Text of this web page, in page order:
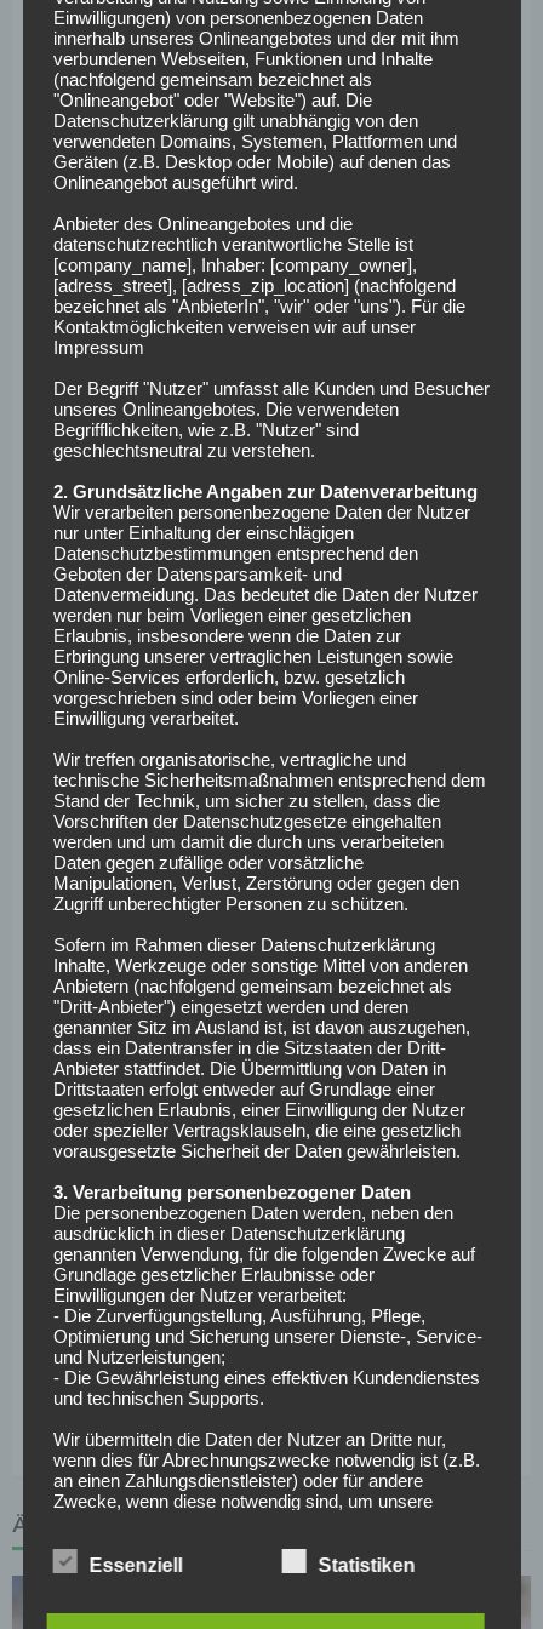
Bayer 04 in die kommende Saison geht: „Wir lassen uns
einfach überraschen“, blieb Andrich gelassen. Bis dahin
heißt es abwarten. Derzeit hat Xabi Alonso das Heft des
Handels fest in der Hand und wird wohl zeitnah eine
Entscheidung fällen. Die Zeichen stehen auf einen
Wechsel zu Real Madrid. Ein Verbleib in Leverkusen wird
indes immer unwahrscheinlicher.
Trotz seines noch bis 2026 gültigen Vertrages vermied
Alonso bisher ein klares Bekenntnis. Deshalbdrängen die
Klub-Verantwortlichen zuletzt immer mehr auf eine baldige
Entscheidung: „Dass Klarheit für alle gut wäre, das ist ja
keine Frage“, sagte Geschäftsführer Simon Rolfes offen.
„Das ist auch Xabi bewusst. Dass wir bis zum Saisonende
eine Entscheidung haben, ist auch nicht mehr lang hin. Von
daher wird es zeitnah eine Entscheidung geben.“
Warten auf Alonso-
Entscheidung
Der Duden definiert das Wort „zeitnah“ als
„gegenwartsnah“ oder „schnell“. In Leverkusen wird die
Dehnbarkeit des Begriffs ausgereizt. Denn wie „zeitnah“
sich Xabi Alonso bezüglich seiner Zukunft festlegen wird,
kommenden Woche hofft, deutete Alonso eine
Entscheidung nach Saisonende an. „Wir wollen die Saison
bestmöglich beenden. Danach werden wir sehen“, sagte der
umworbene Übungsleiter bei „Sky“.
Eine mögliche Entlassung von Carlo Ancelotti in Madrid
dürfte die Thematik wohl beschleunigen. Doch selbst in der
spanischen Hauptstadt nimmt man sich bei der
Zukunftsfrage viel Zeit. Ein0 vorzeitiges Aus des
Italieners nach dem verlorenen Finale der Copa del Rey
(2:3 gegen FC Barcelona), wie es von „Sky UK“ berichtet
wurde, wird es wohl nicht geben. Dennoch scheint ein
Abschied des 65-Jährige nur eine Frage der Zeit.
Ähnlich verhält es sich mit Xabi Alonso und Bayer
Leverkusen. Real Madrid möchte Ancelotti einen würdigen
Abschied bereiten und schiebt das wohl offene Geheimnis
immer weiter auf. Womöglich führt das auch zu Alonsos
Zögern – vielleicht sogar bis Ende Mai. Das dürfte weder
den Verantwortlichen und noch den unentschlossenen
Spielern von Bayer 04 gefallen.
Weitere News und Transfergerüchte rund um den
deutschen Fußball findest du hier >>
ÄHNLICHE ARTIKEL
Einwilligungen) von personenbezogenen Daten
innerhalb unseres Onlineangebotes und der mit ihm
verbundenen Webseiten, Funktionen und Inhalte
(nachfolgend gemeinsam bezeichnet als
"Onlineangebot" oder "Website") auf. Die
Datenschutzerklärung gilt unabhängig von den
verwendeten Domains, Systemen, Plattformen und
Geräten (z.B. Desktop oder Mobile) auf denen das
Onlineangebot ausgeführt wird.
Anbieter des Onlineangebotes und die
datenschutzrechtlich verantwortliche Stelle ist
[company_name], Inhaber: [company_owner],
[adress_street], [adress_zip_location] (nachfolgend
bezeichnet als "AnbieterIn", "wir" oder "uns"). Für die
Kontaktmöglichkeiten verweisen wir auf unser
Impressum
Der Begriff "Nutzer" umfasst alle Kunden und Besucher
unseres Onlineangebotes. Die verwendeten
Begrifflichkeiten, wie z.B. "Nutzer" sind
geschlechtsneutral zu verstehen.
2. Grundsätzliche Angaben zur Datenverarbeitung
Wir verarbeiten personenbezogene Daten der Nutzer
nur unter Einhaltung der einschlägigen
Datenschutzbestimmungen entsprechend den
Geboten der Datensparsamkeit- und
Datenvermeidung. Das bedeutet die Daten der Nutzer
werden nur beim Vorliegen einer gesetzlichen
Erlaubnis, insbesondere wenn die Daten zur
Erbringung unserer vertraglichen Leistungen sowie
Online-Services erforderlich, bzw. gesetzlich
vorgeschrieben sind oder beim Vorliegen einer
Einwilligung verarbeitet.
Wir treffen organisatorische, vertragliche und
technische Sicherheitsmaßnahmen entsprechend dem
Stand der Technik, um sicher zu stellen, dass die
Vorschriften der Datenschutzgesetze eingehalten
werden und um damit die durch uns verarbeiteten
Daten gegen zufällige oder vorsätzliche
Manipulationen, Verlust, Zerstörung oder gegen den
Zugriff unberechtigter Personen zu schützen.
Sofern im Rahmen dieser Datenschutzerklärung
Inhalte, Werkzeuge oder sonstige Mittel von anderen
Anbietern (nachfolgend gemeinsam bezeichnet als
"Dritt-Anbieter") eingesetzt werden und deren
genannter Sitz im Ausland ist, ist davon auszugehen,
dass ein Datentransfer in die Sitzstaaten der Dritt-
Anbieter stattfindet. Die Übermittlung von Daten in
Drittstaaten erfolgt entweder auf Grundlage einer
gesetzlichen Erlaubnis, einer Einwilligung der Nutzer
oder spezieller Vertragsklauseln, die eine gesetzlich
vorausgesetzte Sicherheit der Daten gewährleisten.
3. Verarbeitung personenbezogener Daten
Die personenbezogenen Daten werden, neben den
ausdrücklich in dieser Datenschutzerklärung
genannten Verwendung, für die folgenden Zwecke auf
Grundlage gesetzlicher Erlaubnisse oder
Einwilligungen der Nutzer verarbeitet:
- Die Zurverfügungstellung, Ausführung, Pflege,
Optimierung und Sicherung unserer Dienste-, Service-
und Nutzerleistungen;
- Die Gewährleistung eines effektiven Kundendienstes
und technischen Supports.
Wir übermitteln die Daten der Nutzer an Dritte nur,
wenn dies für Abrechnungszwecke notwendig ist (z.B.
an einen Zahlungsdienstleister) oder für andere
Zwecke, wenn diese notwendig sind, um unsere
Essenziell Statistiken